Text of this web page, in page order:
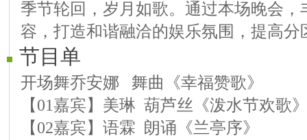
季节轮回，岁月如歌。通过本场晚会，
容，打造和谐融洽的娱乐氛围，提高分
节目单
开场舞乔安娜 舞曲《幸福赞歌》
【01嘉宾】美琳 葫芦丝《泼水节欢歌
【02嘉宾】语霖 朗诵《兰亭序》